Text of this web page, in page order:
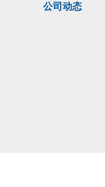
公司动态